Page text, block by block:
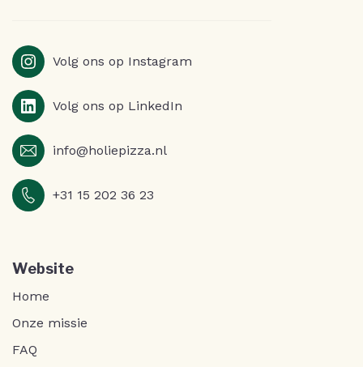
Volg ons op Instagram
Volg ons op LinkedIn
info@holiepizza.nl
+31 15 202 36 23
Website
Home
Onze missie
FAQ